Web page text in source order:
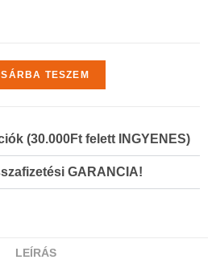
TESZEM
(30.000Ft felett INGYENES)
GARANCIA!
LEÍRÁS